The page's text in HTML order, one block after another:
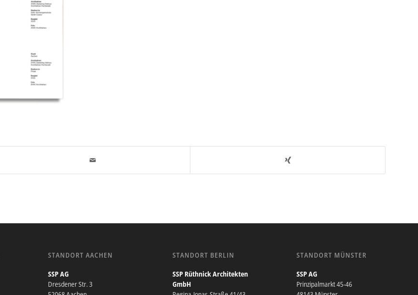
STANDORT AACHEN
SSP AG
Dresdener Str. 3
STANDORT BERLIN
SSP Rüthnick Architekten
GmbH
STANDORT MÜNSTER
SSP AG
Prinzipalmarkt 45-46